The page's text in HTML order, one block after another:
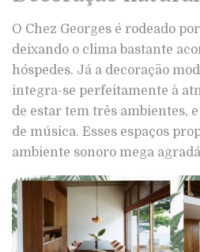
O Chez Georges é rodeado
deixando o clima bastante
hóspedes. Já a decoração
integra-se perfeitamente à
de estar tem três ambientes,
de música. Esses espaços
ambiente sonoro mega